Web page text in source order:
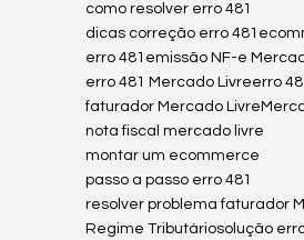
como resolver erro 481
dicas correção erro 481
erro 481 emissão NF-e
erro 481 Mercado Livreerro
faturador Mercado Livre
nota fiscal mercado livre
montar um ecommerce
passo a passo erro 481
resolver problema faturador
Regime Tributáriosolução